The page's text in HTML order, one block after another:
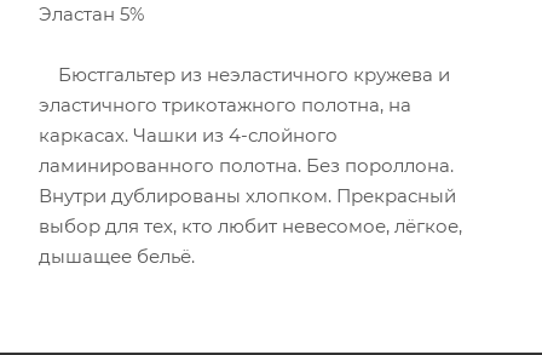
Эластан 5%
Бюстгальтер из неэластичного кружева и
эластичного трикотажного полотна, на
каркасах. Чашки из 4-слойного
ламинированного полотна. Без пороллона.
Внутри дублированы хлопком. Прекрасный
выбор для тех, кто любит невесомое, лёгкое,
дышащее бельё.